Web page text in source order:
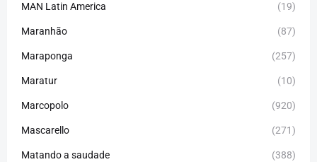
MAN Latin America (19)
Maranhão (87)
Maraponga (257)
Maratur (10)
Marcopolo (920)
Mascarello (271)
Matando a saudade (388)